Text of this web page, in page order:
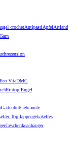
crochetAntipastiApfelArtland
VitaDMC
EintopfEngel
GartenhutGebrannte
Topflappengehäkeltes
Geschenkeanhänger